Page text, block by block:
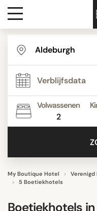
Bestemmingen
Hoteltypes
Contact
Volwassenen
2
My Boutique Hotel Verenigd
5 Boetiekhotels
Boetiekhotels in
STER
BEOORDELINGSSCORE